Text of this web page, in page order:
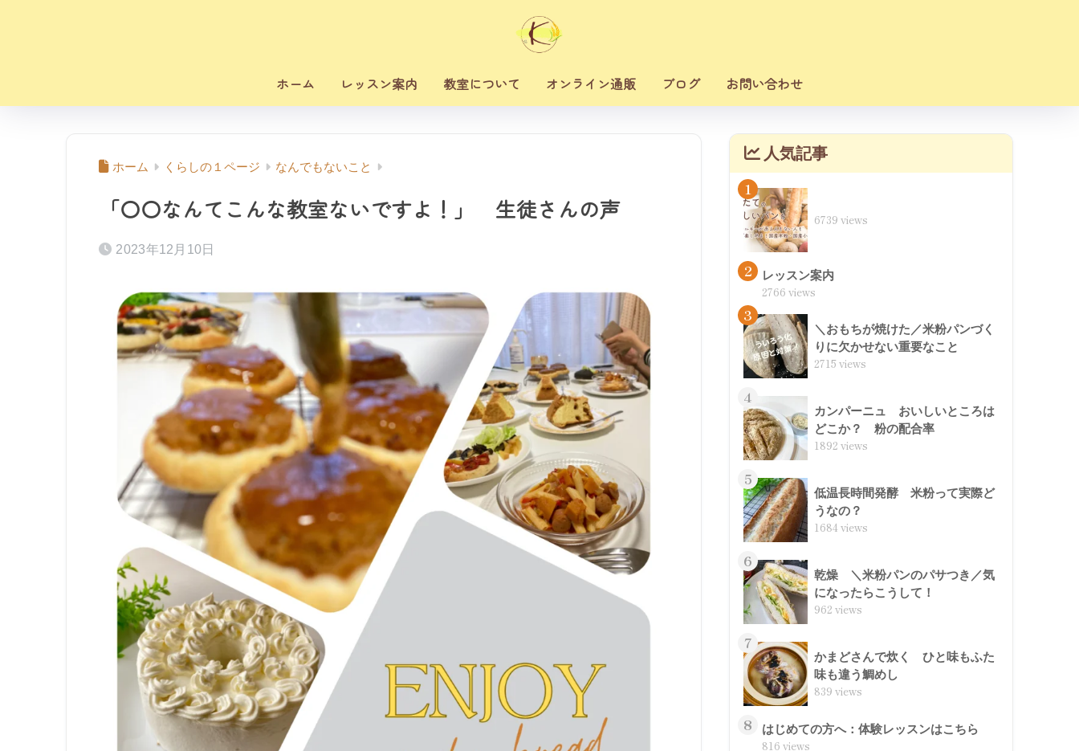
ホーム レッスン案内 教室について オンライン通販 ブログ お問い合わせ
ホーム くらしの１ページ なんでもないこと
「〇〇なんてこんな教室ないですよ！」 生徒さんの声
2023年12月10日
人気記事
1
6739 views
2 レッスン案内
2766 views
3
＼おもちが焼けた／米粉パンづく
りに欠かせない重要なこと
2715 views
4
カンパーニュ おいしいところは
どこか？ 粉の配合率
1892 views
5
低温長時間発酵 米粉って実際ど
うなの？
1684 views
6
乾燥 ＼米粉パンのパサつき／気
になったらこうして！
962 views
7
かまどさんで炊く ひと味もふた
味も違う鯛めし
839 views
8 はじめての方へ：体験レッスンはこちら
816 views